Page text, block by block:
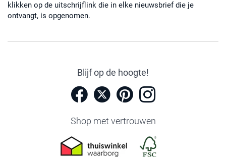
klikken op de uitschrijflink die in elke nieuwsbrief die je
ontvangt, is opgenomen.
Blijf op de hoogte!
Shop met vertrouwen